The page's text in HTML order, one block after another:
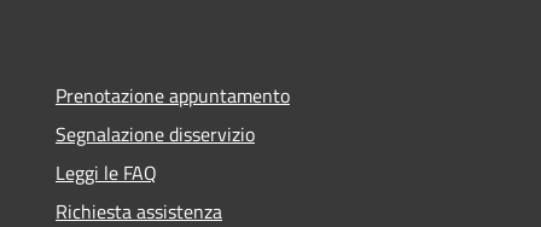
Prenotazione appuntamento
Segnalazione disservizio
Leggi le FAQ
Richiesta assistenza